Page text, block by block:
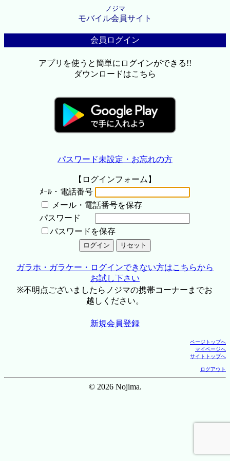
ノジマ
モバイル会員サイト
会員ログイン
アプリを使うと簡単にログインができる!!
ダウンロードはこちら
パスワード未設定・お忘れの方
【ログインフォーム】
ﾒｰﾙ・電話番号
メール・電話番号を保存
パスワード
パスワードを保存
ガラホ・ガラケー・ログインできない方はこちらから
お試し下さい
※不明点ございましたらノジマの携帯コーナーまでお
越しください。
新規会員登録
ページトップへ
マイページへ
サイトトップへ
ログアウト
© 2026 Nojima.